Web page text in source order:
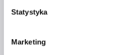
Statystyka
Marketing